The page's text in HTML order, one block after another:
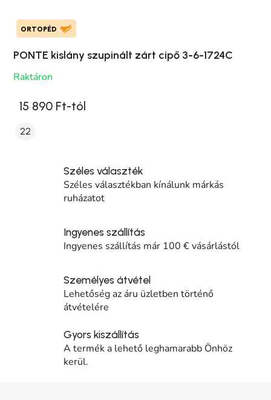
ORTOPÉD
PONTE kislány szupinált zárt cipő 3-6-1724C
Raktáron
15 890 Ft-tól
22
Széles választék
Széles választékban kínálunk márkás
ruházatot
Ingyenes szállítás
Ingyenes szállítás már 100 € vásárlástól
Személyes átvétel
Lehetőség az áru üzletben történő
átvételére
Gyors kiszállítás
A termék a lehető leghamarabb Önhöz
kerül.